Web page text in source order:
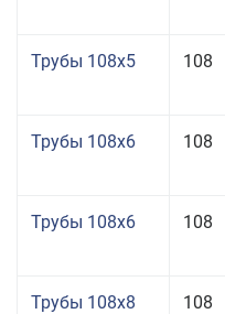
Трубы 108x5 108
Трубы 108x6 108
Трубы 108x6 108
Трубы 108x8 108